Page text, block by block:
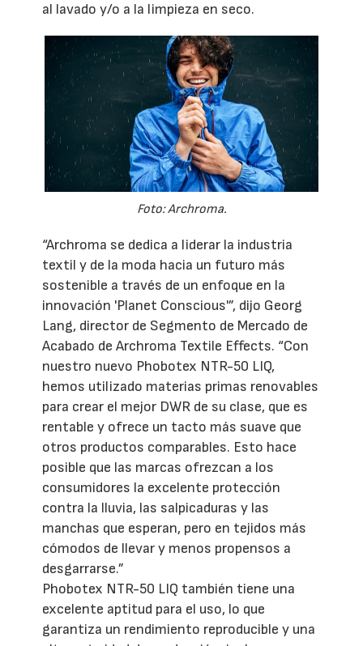
al lavado y/o a la limpieza en seco.
Foto: Archroma.
“Archroma se dedica a liderar la industria
textil y de la moda hacia un futuro más
sostenible a través de un enfoque en la
innovación 'Planet Conscious'”, dijo Georg
Lang, director de Segmento de Mercado de
Acabado de Archroma Textile Effects. “Con
nuestro nuevo Phobotex NTR-50 LIQ,
hemos utilizado materias primas renovables
para crear el mejor DWR de su clase, que es
rentable y ofrece un tacto más suave que
otros productos comparables. Esto hace
posible que las marcas ofrezcan a los
consumidores la excelente protección
contra la lluvia, las salpicaduras y las
manchas que esperan, pero en tejidos más
cómodos de llevar y menos propensos a
desgarrarse.”
Phobotex NTR-50 LIQ también tiene una
excelente aptitud para el uso, lo que
garantiza un rendimiento reproducible y una